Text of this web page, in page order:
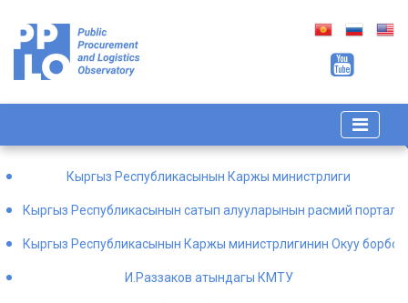
Кыргыз Республикасынын Каржы министрлиги
Кыргыз Республикасынын сатып алууларынын расмий порталы
Кыргыз Республикасынын Каржы министрлигинин Окуу
И.Раззаков атындагы КМТУ